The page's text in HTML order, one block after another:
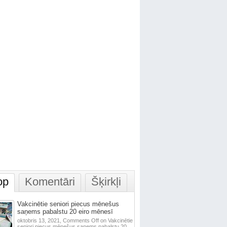
Komentāri Šķirkļi
Vakcinētie seniori piecus mēnešus
saņems pabalstu 20 eiro mēnesī
oktobris 13, 2021, Comments Offon Vakcinētie